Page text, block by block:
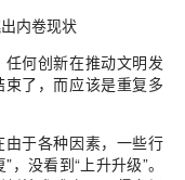
内卷现状
何创新在推动文明发
了，而应该是重复多
于各种因素，一些行
没看到“上升升级”。